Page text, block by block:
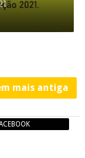
mais antiga